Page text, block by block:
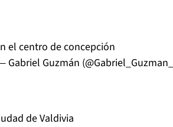
el centro de concepción
Gabriel Guzmán
de Valdivia